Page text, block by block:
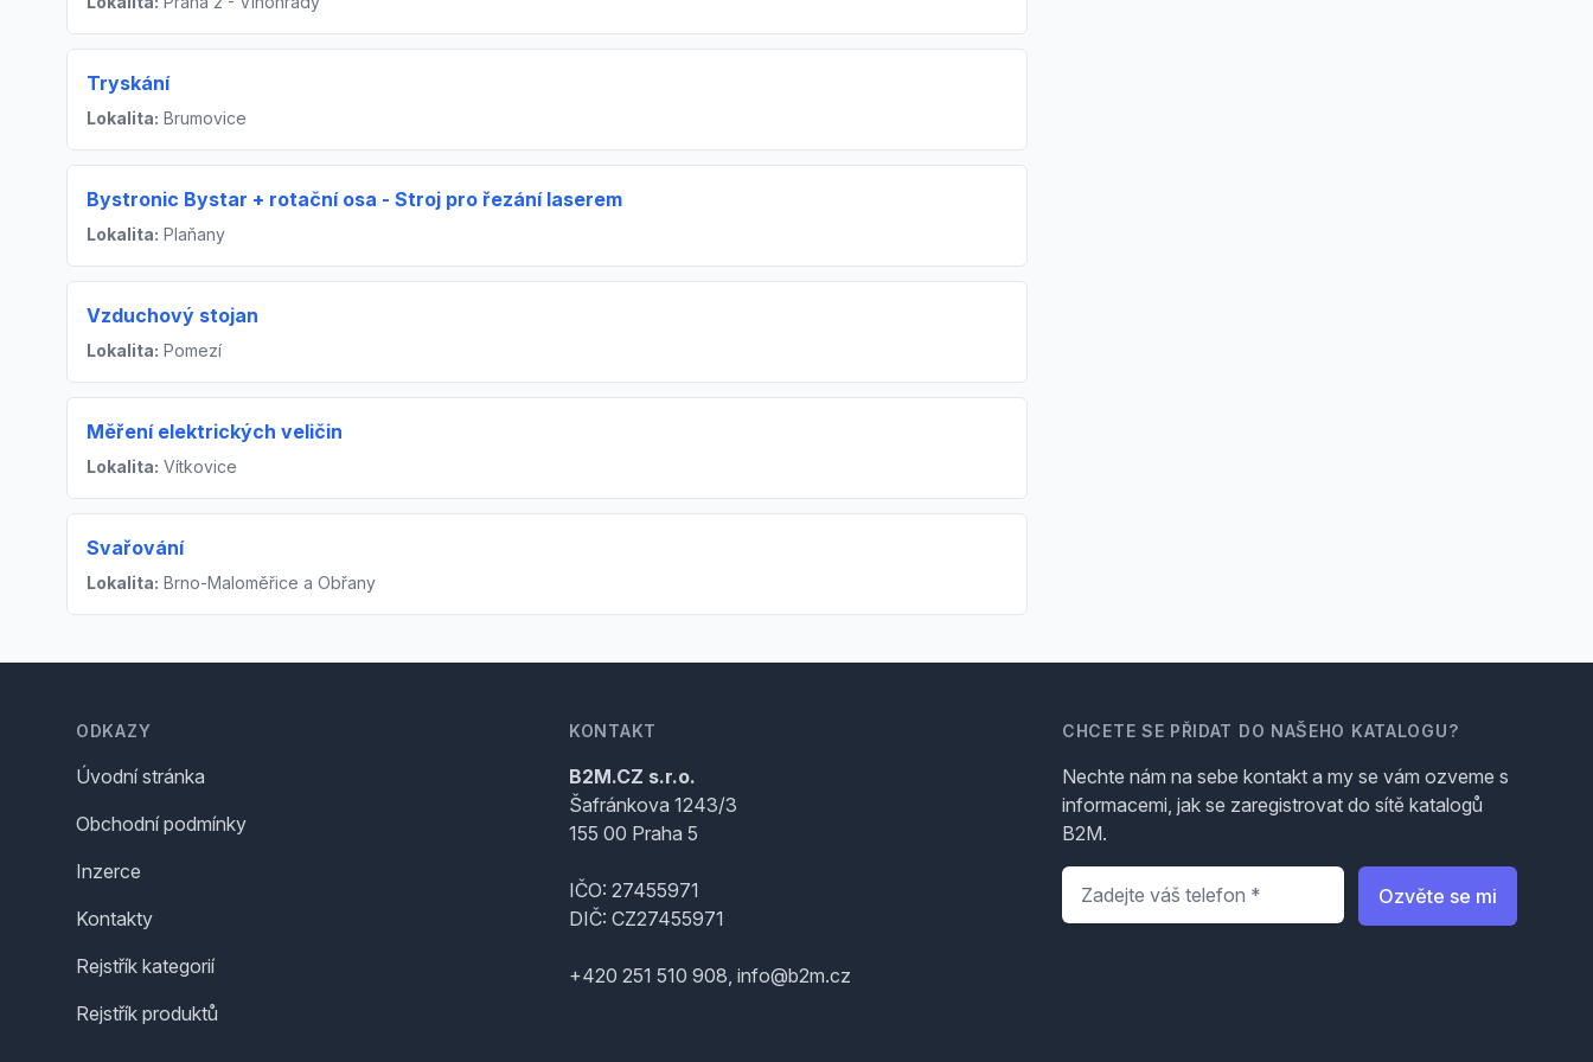
Tryskání
Lokalita: Brumovice
Bystronic Bystar + rotační osa - Stroj pro řezání laserem
Lokalita: Plaňany
Vzduchový stojan
Lokalita: Pomezí
Měření elektrických veličin
Lokalita: Vítkovice
Svařování
Lokalita: Brno-Maloměřice a Obřany
ODKAZY
Úvodní stránka
Obchodní podmínky
Inzerce
Kontakty
Rejstřík kategorií
Rejstřík produktů
KONTAKT
B2M.CZ s.r.o.
Šafránkova 1243/3
155 00 Praha 5
IČO: 27455971
DIČ: CZ27455971
+420 251 510 908, info@b2m.cz
CHCETE SE PŘIDAT DO NAŠEHO KATALOGU?
Nechte nám na sebe kontakt a my se vám ozveme s
informacemi, jak se zaregistrovat do sítě katalogů
B2M.
Telefon
Ozvěte se mi